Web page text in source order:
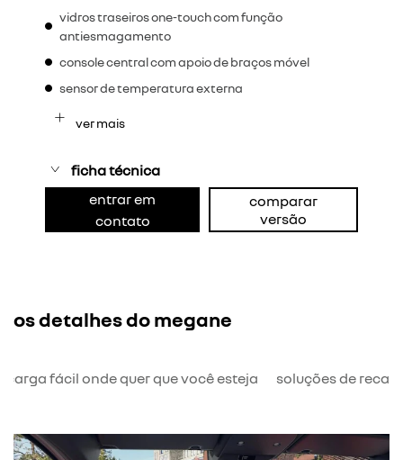
vidros traseiros one-touch com função
antiesmagamento
console central com apoio de braços móvel
sensor de temperatura externa
ver mais
ficha técnica
entrar em
contato
comparar
versão
os detalhes do megane
fácil onde quer que você esteja soluções de